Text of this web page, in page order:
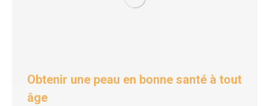
Obtenir une peau en bonne santé à tout
âge